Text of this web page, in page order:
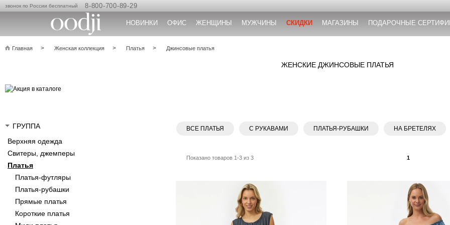
звонок по России бесплатный 8-800-700-89-29
НОВИНКИ ОФИС ЖЕНЩИНЫ МУЖЧИНЫ СКИДКИ МАГАЗИНЫ ПОДАРОЧНЫЕ
Главная Женская коллекция Платья Джинсовые платья
ЖЕНСКИЕ ДЖИНСОВЫЕ ПЛАТЬЯ
ГРУППА
Верхняя одежда
Свитеры, джемперы
Платья
Платья-футляры
Платья-рубашки
Прямые платья
Короткие платья
ВСЕ ПЛАТЬЯ С РУКАВАМИ ПЛАТЬЯ-РУБАШКИ НА БРЕТЕЛЯХ
Показано товаров 1-3 из 3 1